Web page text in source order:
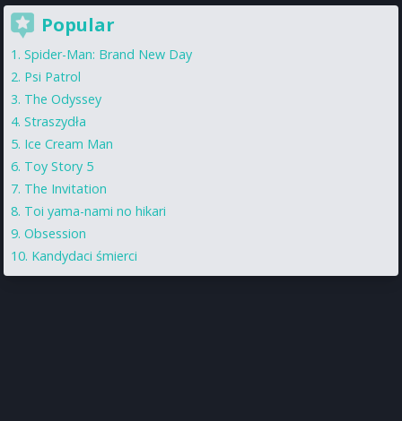
Popular
Spider-Man: Brand New Day
Psi Patrol
The Odyssey
Straszydła
Ice Cream Man
Toy Story 5
The Invitation
Toi yama-nami no hikari
Obsession
Kandydaci śmierci